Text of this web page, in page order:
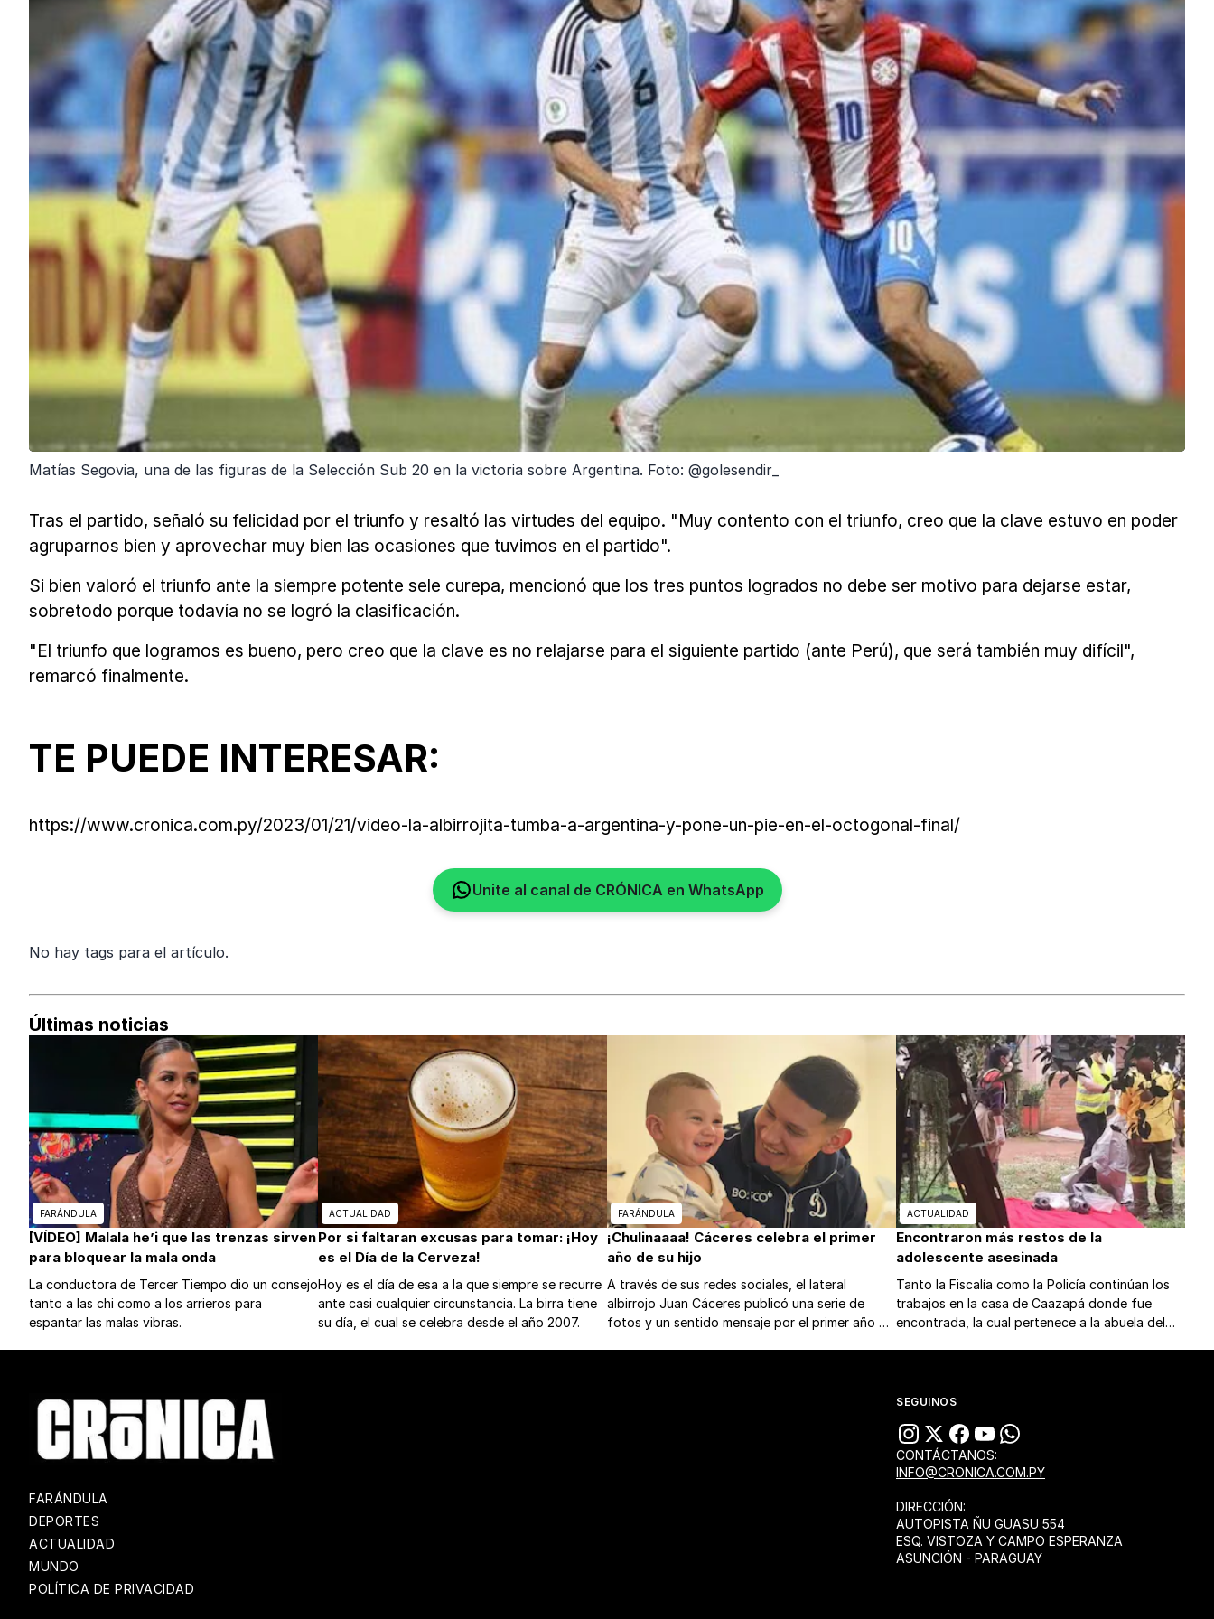
Matías Segovia, una de las figuras de la Selección Sub 20 en la victoria sobre Argentina. Foto: @golesendir_
Tras el partido, señaló su felicidad por el triunfo y resaltó las virtudes del equipo. "Muy contento con el triunfo, creo que la clave estuvo en poder
agruparnos bien y aprovechar muy bien las ocasiones que tuvimos en el partido".
Si bien valoró el triunfo ante la siempre potente sele curepa, mencionó que los tres puntos logrados no debe ser motivo para dejarse estar,
sobretodo porque todavía no se logró la clasificación.
"El triunfo que logramos es bueno, pero creo que la clave es no relajarse para el siguiente partido (ante Perú), que será también muy difícil",
remarcó finalmente.
TE PUEDE INTERESAR:
https://www.cronica.com.py/2023/01/21/video-la-albirrojita-tumba-a-argentina-y-pone-un-pie-en-el-octogonal-final/
Unite al canal de CRÓNICA en WhatsApp
No hay tags para el artículo.
Últimas noticias
FARÁNDULA
[VÍDEO] Malala he’i que las trenzas sirven
para bloquear la mala onda
La conductora de Tercer Tiempo dio un consejo
tanto a las chi como a los arrieros para
espantar las malas vibras.
ACTUALIDAD
Por si faltaran excusas para tomar: ¡Hoy
es el Día de la Cerveza!
Hoy es el día de esa a la que siempre se recurre
ante casi cualquier circunstancia. La birra tiene
su día, el cual se celebra desde el año 2007.
FARÁNDULA
¡Chulinaaaa! Cáceres celebra el primer
año de su hijo
A través de sus redes sociales, el lateral
albirrojo Juan Cáceres publicó una serie de
fotos y un sentido mensaje por el primer año de
ACTUALIDAD
Encontraron más restos de la
adolescente asesinada
Tanto la Fiscalía como la Policía continúan los
trabajos en la casa de Caazapá donde fue
encontrada, la cual pertenece a la abuela del
FARÁNDULA
DEPORTES
ACTUALIDAD
MUNDO
POLÍTICA DE PRIVACIDAD
SEGUINOS
CONTÁCTANOS:
INFO@CRONICA.COM.PY
DIRECCIÓN:
AUTOPISTA ÑU GUASU 554
ESQ. VISTOZA Y CAMPO ESPERANZA
ASUNCIÓN - PARAGUAY